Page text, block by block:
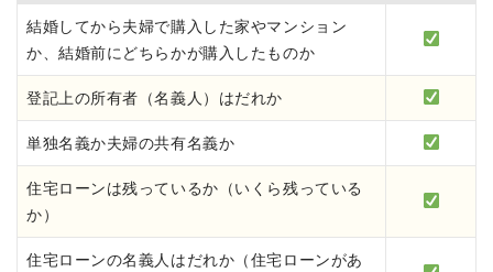
結婚してから夫婦で購入した家やマンション
か、結婚前にどちらかが購入したものか
登記上の所有者（名義人）はだれか
単独名義か夫婦の共有名義か
住宅ローンは残っているか（いくら残っている
か）
住宅ローンの名義人はだれか（住宅ローンがあ